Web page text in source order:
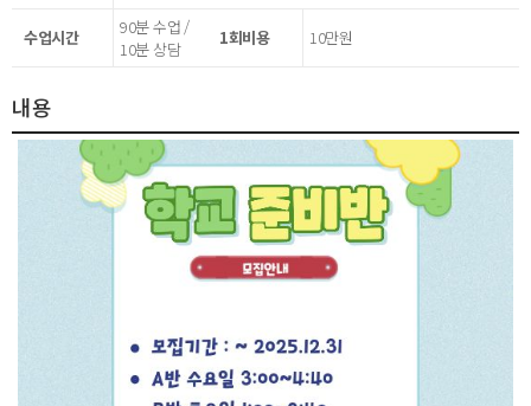
수업시간
90분 수업 /
10분 상담
1회비용 10만원
내용